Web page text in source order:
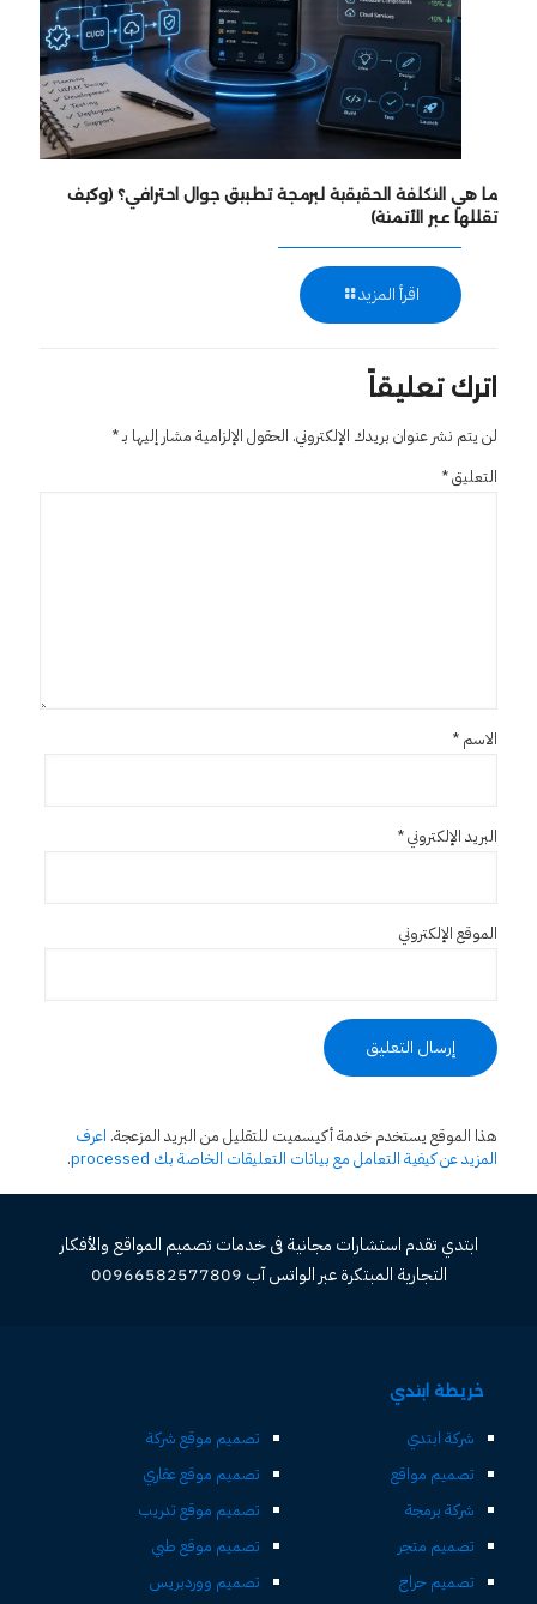
ما هي التكلفة الحقيقية لبرمجة تطبيق جوال احترافي؟ (وكيف
تقللها عبر الأتمتة)
اقرأ المزيد
اترك تعليقاً
لن يتم نشر عنوان بريدك الإلكتروني. الحقول الإلزامية مشار إليها بـ*
التعليق*
الاسم *
البريد الإلكتروني*
الموقع الإلكتروني
هذا الموقع يستخدم خدمة أكيسميت للتقليل من البريد المزعجة. اعرف
المزيد عن كيفية التعامل مع بيانات التعليقات الخاصة بك processed
.
ابتدي تقدم استشارات مجانية فى خدمات تصميم المواقع والأفكار
التجارية المبتكرة عبر الواتس آب 00966582577809
خريطة ابتدي
شركة ابتدي
تصميم مواقع
شركة برمجة
تصميم متجر
تصميم حراج
تصميم موقع شركة
تصميم موقع عقاري
تصميم موقع تدريب
تصميم موقع طبي
تصميم ووردبريس